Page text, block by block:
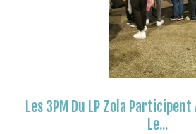
Les 3PM Du LP Zola
Le...